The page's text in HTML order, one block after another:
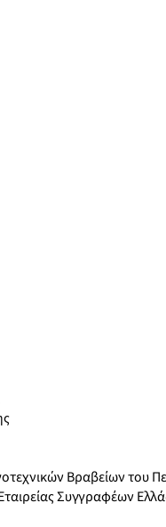
Βραβείων του
Συγγραφέων